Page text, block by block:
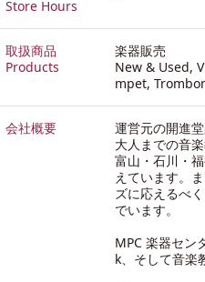
Store Hours
取扱商品
Products
楽器販売
New & Used,
mpet,
会社概要
運営元の開進
大人までの音
富山・石川・
えています。
ズに応えるべ
でいます。
MPC 楽器セン
k、そして音楽